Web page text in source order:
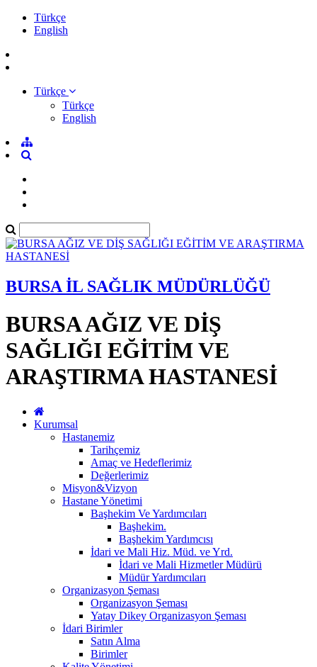
Türkçe
English
Türkçe
Türkçe
English
BURSA İL SAĞLIK MÜDÜRLÜĞÜ
BURSA AĞIZ VE DİŞ
SAĞLIĞI EĞİTİM VE
ARAŞTIRMA HASTANESİ
Kurumsal
Hastanemiz
Tarihçemiz
Amaç ve Hedeflerimiz
Değerlerimiz
Misyon&Vizyon
Hastane Yönetimi
Başhekim Ve Yardımcıları
Başhekim.
Başhekim Yardımcısı
İdari ve Mali Hiz. Müd. ve Yrd.
İdari ve Mali Hizmetler Müdürü
Müdür Yardımcıları
Organizasyon Şeması
Organizasyon Şeması
Yatay Dikey Organizasyon Şeması
İdari Birimler
Satın Alma
Birimler